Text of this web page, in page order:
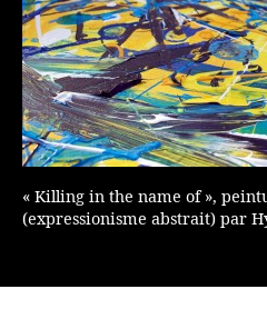
« Killing in the name of »,
(expressionisme abstrait) par